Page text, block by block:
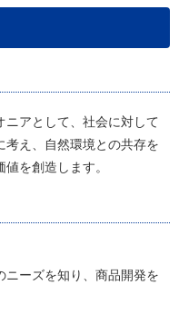
ニアとして、社会に対して
考え、自然環境との共存を
を創造します。
ニーズを知り、商品開発を